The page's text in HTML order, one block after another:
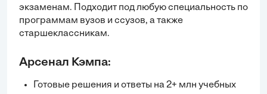
экзаменам. Подходит под любую специальность по
программам вузов и ссузов, а также
старшеклассникам.
Арсенал Кэмпа:
Готовые решения и ответы на 2+ млн учебных